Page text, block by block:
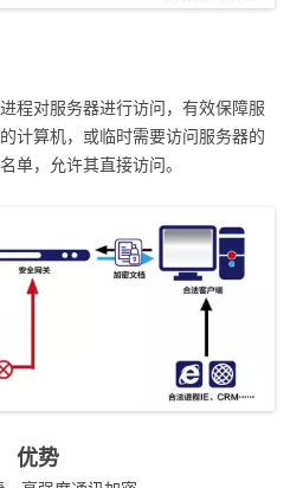
程对服务器进行访问，有效保障服
计算机，或临时需要访问服务器的
单，允许其直接访问。
优势